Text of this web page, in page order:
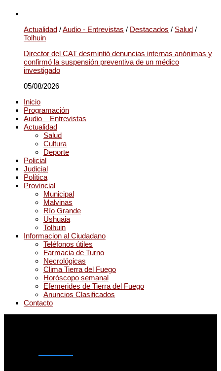
Actualidad /Audio - Entrevistas / Destacados / Salud /
Tolhuin
Director del CAT desmintió denuncias internas anónimas y
confirmó la suspensión preventiva de un médico
investigado
05/08/2026
Inicio
Programación
Audio – Entrevistas
Actualidad
Salud
Cultura
Deporte
Policial
Judicial
Política
Provincial
Municipal
Malvinas
Río Grande
Ushuaia
Tolhuin
Informacion al Ciudadano
Teléfonos útiles
Farmacia de Turno
Necrológicas
Clima Tierra del Fuego
Horóscopo semanal
Efemerides de Tierra del Fuego
Anuncios Clasificados
Contacto